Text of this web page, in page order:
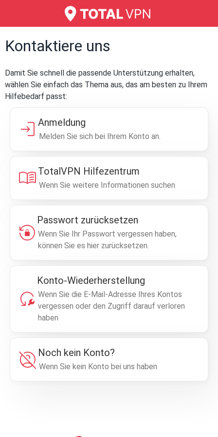
Kontaktiere uns
Damit Sie schnell die passende Unterstützung erhalten,
wählen Sie einfach das Thema aus, das am besten zu Ihrem
Hilfebedarf passt:
login Anmeldung
Melden Sie sich bei Ihrem Konto an.
menu_book TotalVPN Hilfezentrum
Wenn Sie weitere Informationen suchen
lock_reset
Passwort zurücksetzen
Wenn Sie Ihr Passwort vergessen haben,
können Sie es hier zurücksetzen.
reset_wrench
Konto-Wiederherstellung
Wenn Sie die E-Mail-Adresse Ihres Kontos
vergessen oder den Zugriff darauf verloren
haben
account_circle_off Noch kein Konto?
Wenn Sie kein Konto bei uns haben